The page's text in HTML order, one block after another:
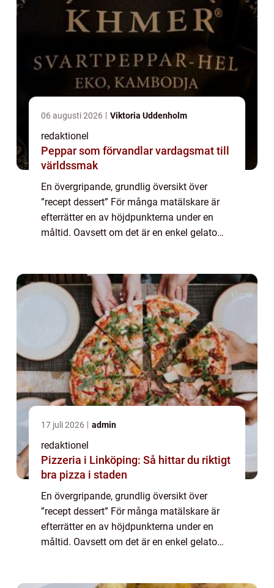
06 augusti 2026 Viktoria Uddenholm
redaktionel
Peppar som förvandlar vardagsmat till
världssmak
En övergripande, grundlig översikt över
”recept dessert” För många matälskare är
efterrätter en av höjdpunkterna under en
måltid. Oavsett om det är en enkel gelato
17 juli 2026 admin
redaktionel
Pizzeria i Linköping: Så hittar du riktigt
bra pizza i staden
En övergripande, grundlig översikt över
”recept dessert” För många matälskare är
efterrätter en av höjdpunkterna under en
måltid. Oavsett om det är en enkel gelato